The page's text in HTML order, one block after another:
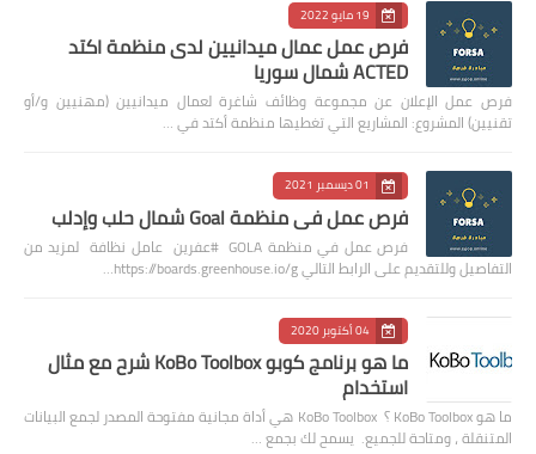
19 مايو 2022
فرص عمل عمال ميدانيين لدى منظمة اكتد
ACTED شمال سوريا
فرص عمل الإعلان عن مجموعة وظائف شاغرة لعمال ميدانيين (مهنيين و/أو
تقنيين) المشروع: المشاريع التي تغطيها منظمة أكتد في …
01 ديسمبر 2021
فرص عمل في منظمة Goal شمال حلب وإدلب
فرص عمل في منظمة GOLA #عفرين عامل نظافة لمزيد من
التفاصيل وللتقديم على الرابط التالي https://boards.greenhouse.io/g…
04 أكتوبر 2020
ما هو برنامج كوبو KoBo Toolbox شرح مع مثال
استخدام
ما هو KoBo Toolbox ؟ KoBo Toolbox هي أداة مجانية مفتوحة المصدر لجمع البيانات
المتنقلة ، ومتاحة للجميع. يسمح لك بجمع …